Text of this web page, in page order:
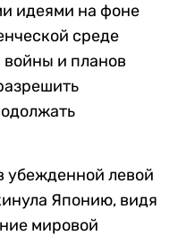
идеями на фоне
среде
войны и планов
убежденной левой
Японию, видя
мировой